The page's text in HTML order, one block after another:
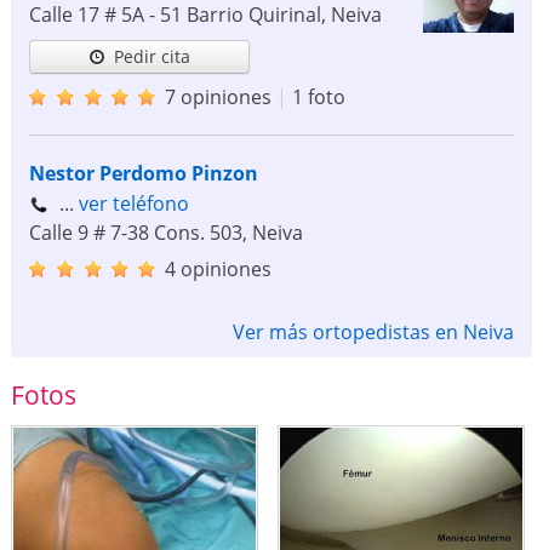
Calle 17 # 5A - 51 Barrio Quirinal, Neiva
Pedir cita
7 opiniones | 1 foto
Nestor Perdomo Pinzon
... ver teléfono
Calle 9 # 7-38 Cons. 503, Neiva
4 opiniones
Ver más ortopedistas en Neiva
Fotos